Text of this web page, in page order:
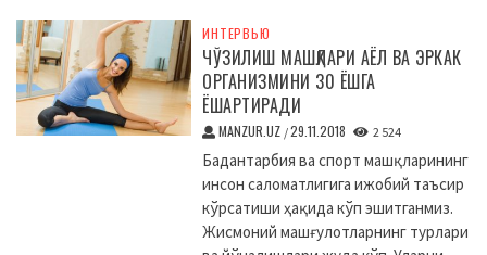
ИНТЕРВЬЮ
ЧЎЗИЛИШ МАШҚЛАРИ АЁЛ ВА ЭРКАК
ОРГАНИЗМИНИ 30 ЁШГА
ЁШАРТИРАДИ
MANZUR.UZ /29.11.2018 2 524
Бадантарбия ва спорт машқларининг
инсон саломатлигига ижобий таъсир
кўрсатиши ҳақида кўп эшитганмиз.
Жисмоний машғулотларнинг турлари